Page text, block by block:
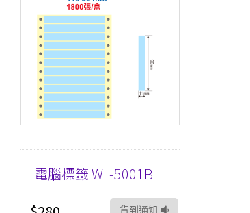
電腦標籤 WL-5001B
貨到通知